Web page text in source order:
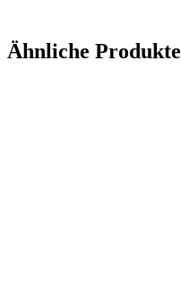
Ähnliche Produkte